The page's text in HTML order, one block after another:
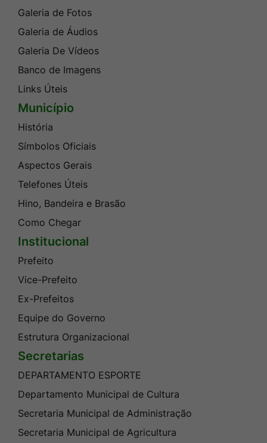
Galeria de Fotos
Galeria de Áudios
Galeria De Vídeos
Banco de Imagens
Links Úteis
Município
História
Símbolos Oficiais
Aspectos Gerais
Telefones Úteis
Hino, Bandeira e Brasão
Como Chegar
Institucional
Prefeito
Vice-Prefeito
Ex-Prefeitos
Equipe do Governo
Estrutura Organizacional
Secretarias
DEPARTAMENTO ESPORTE
Departamento Municipal de Cultura
Secretaria Municipal de Administração
Secretaria Municipal de Agricultura